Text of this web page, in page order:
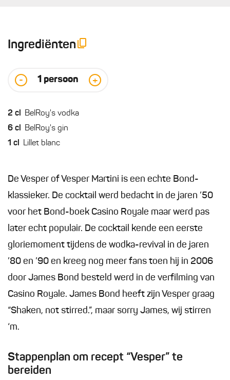
Ingrediënten
- 1 persoon +
2 cl BelRoy's vodka
6 cl BelRoy's gin
1 cl Lillet blanc
De Vesper of Vesper Martini is een echte Bond-
klassieker. De cocktail werd bedacht in de jaren ’50
voor het Bond-boek Casino Royale maar werd pas
later echt populair. De cocktail kende een eerste
gloriemoment tijdens de wodka-revival in de jaren
’80 en ’90 en kreeg nog meer fans toen hij in 2006
door James Bond besteld werd in de verfilming van
Casino Royale. James Bond heeft zijn Vesper graag
“Shaken, not stirred.”, maar sorry James, wij stirren
‘m.
Stappenplan om recept “Vesper” te
bereiden